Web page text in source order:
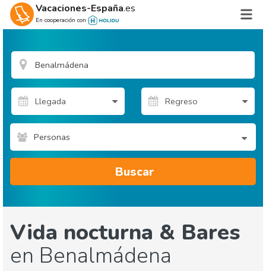
Vacaciones-España.es
En cooperación con
Personas
Buscar
Vida nocturna & Bares
en Benalmádena